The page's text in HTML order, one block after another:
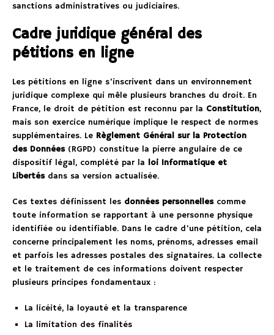
sanctions administratives ou judiciaires.
Cadre juridique général des
pétitions en ligne
Les pétitions en ligne s’inscrivent dans un environnement
juridique complexe qui mêle plusieurs branches du droit. En
France, le droit de pétition est reconnu par la Constitution,
mais son exercice numérique implique le respect de normes
supplémentaires. Le Règlement Général sur la Protection
des Données(RGPD) constitue la pierre angulaire de ce
dispositif légal, complété par la loi Informatique et
Libertésdans sa version actualisée.
Ces textes définissent les données personnellescomme
toute information se rapportant à une personne physique
identifiée ou identifiable. Dans le cadre d’une pétition, cela
concerne principalement les noms, prénoms, adresses email
et parfois les adresses postales des signataires. La collecte
et le traitement de ces informations doivent respecter
plusieurs principes fondamentaux :
La licéité, la loyauté et la transparence
La limitation des finalités